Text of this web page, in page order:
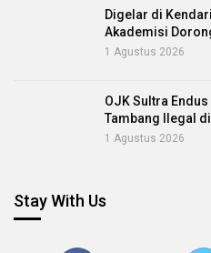
Digelar di
Akademisi
1 Agustus 2026
OJK Sultra
Tambang Ilegal
1 Agustus 2026
Stay With Us